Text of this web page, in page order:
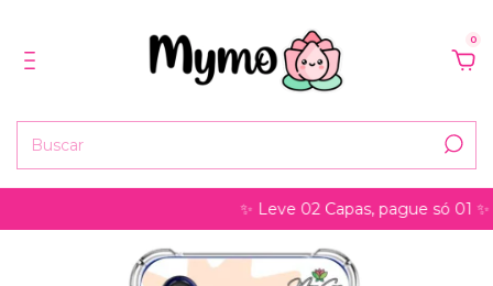
0
✨ Leve 02 Capas, pague só 01 ✨